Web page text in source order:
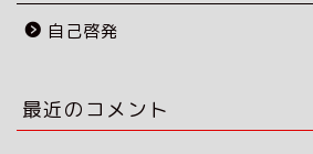
自己啓発
最近のコメント